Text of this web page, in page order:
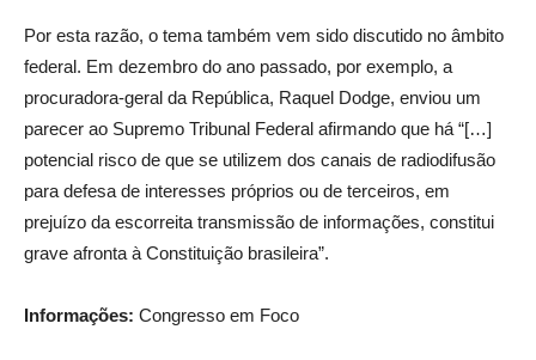
Por esta razão, o tema também vem sido discutido no âmbito
federal. Em dezembro do ano passado, por exemplo, a
procuradora-geral da República, Raquel Dodge, enviou um
parecer ao Supremo Tribunal Federal afirmando que há “[…]
potencial risco de que se utilizem dos canais de radiodifusão
para defesa de interesses próprios ou de terceiros, em
prejuízo da escorreita transmissão de informações, constitui
grave afronta à Constituição brasileira”.
Informações: Congresso em Foco